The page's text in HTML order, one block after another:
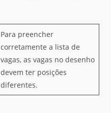
Para preencher
corretamente a lista de
vagas, as vagas no desenho
devem ter posições
diferentes.